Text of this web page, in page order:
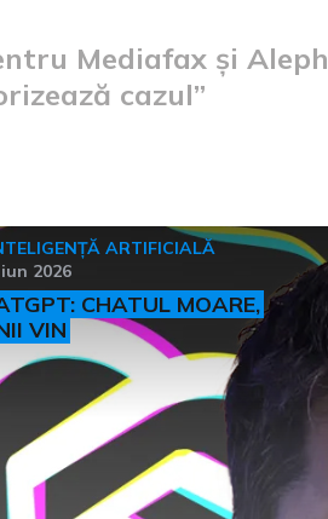
Mediafax și Aleph
cazul”
ARTIFICIALĂ
2026
CHATUL MOARE,
VIN